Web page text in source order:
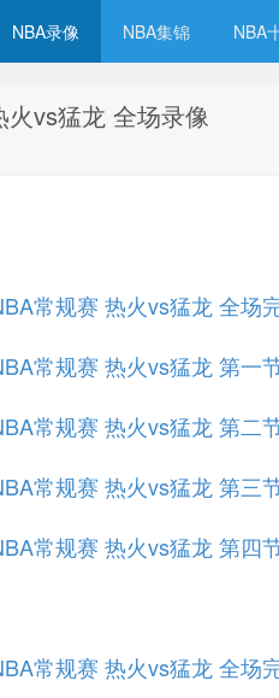
NBA录像 NBA集锦 NBA
vs猛龙 全场录像
常规赛 热火vs猛龙 全场
常规赛 热火vs猛龙 第一
常规赛 热火vs猛龙 第二
常规赛 热火vs猛龙 第三
常规赛 热火vs猛龙 第四
常规赛 热火vs猛龙 全场